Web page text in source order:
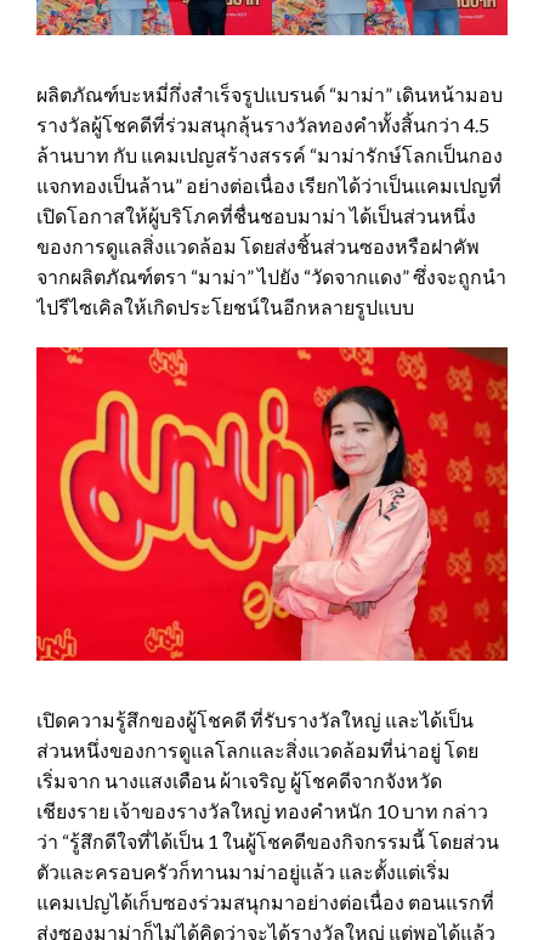
ผลิตภัณฑ์บะหมี่กึ่งสำเร็จรูปแบรนด์ “มาม่า” เดินหน้ามอบ
รางวัลผู้โชคดีที่ร่วมสนุกลุ้นรางวัลทองคำทั้งสิ้นกว่า 4.5
ล้านบาท กับ แคมเปญสร้างสรรค์ “มาม่ารักษ์โลกเป็นกอง
แจกทองเป็นล้าน” อย่างต่อเนื่อง เรียกได้ว่าเป็นแคมเปญที่
เปิดโอกาสให้ผู้บริโภคที่ชื่นชอบมาม่า ได้เป็นส่วนหนึ่ง
ของการดูแลสิ่งแวดล้อม โดยส่งชิ้นส่วนซองหรือฝาคัพ
จากผลิตภัณฑ์ตรา “มาม่า” ไปยัง “วัดจากแดง” ซึ่งจะถูกนำ
ไปรีไซเคิลให้เกิดประโยชน์ในอีกหลายรูปแบบ
เปิดความรู้สึกของผู้โชคดี ที่รับรางวัลใหญ่ และได้เป็น
ส่วนหนึ่งของการดูแลโลกและสิ่งแวดล้อมที่น่าอยู่ โดย
เริ่มจาก นางแสงเดือน ผ้าเจริญ ผู้โชคดีจากจังหวัด
เชียงราย เจ้าของรางวัลใหญ่ ทองคำหนัก 10 บาท กล่าว
ว่า “รู้สึกดีใจที่ได้เป็น 1 ในผู้โชคดีของกิจกรรมนี้ โดยส่วน
ตัวและครอบครัวก็ทานมาม่าอยู่แล้ว และตั้งแต่เริ่ม
แคมเปญได้เก็บซองร่วมสนุกมาอย่างต่อเนื่อง ตอนแรกที่
ส่งซองมาม่าก็ไม่ได้คิดว่าจะได้รางวัลใหญ่ แต่พอได้แล้ว